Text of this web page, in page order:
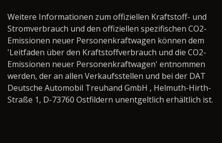
Weitere Informationen zum offiziellen Kraftstoff- und
Stromverbrauch und den offiziellen spezifischen CO2-
Emissionen neuer Personenkraftwagen können dem
'Leitfaden über den Kraftstoffverbrauch und die CO2-
Emissionen neuer Personenkraftwagen' entnommen
werden, der an allen Verkaufsstellen und bei der DAT
Deutsche Automobil Treuhand GmbH , Helmuth-Hirth-
Straße 1, D-73760 Ostfildern unentgeltlich erhältlich ist.